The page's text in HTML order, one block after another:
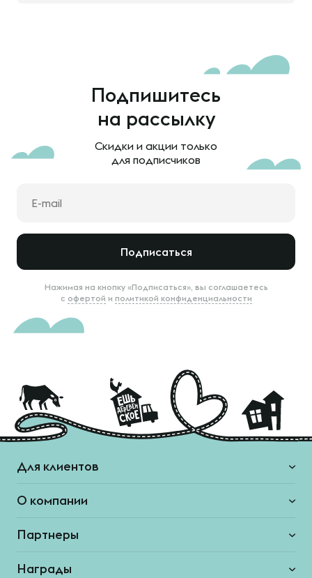
Подпишитесь
на рассылку
Скидки и акции только
для подписчиков
Подписаться
Нажимая на кнопку «Подписаться», вы соглашаетесь
с офертой и политикой конфиденциальности
Для клиентов
О компании
Партнеры
Награды